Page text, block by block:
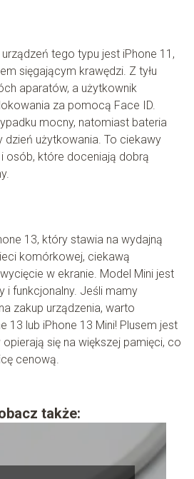
tego typu jest iPhone 11,
sięgającym krawędzi. Z tyłu
aparatów, a użytkownik
za pomocą Face ID.
mocny, natomiast bateria
dzień użytkowania. To ciekawy
osób, które doceniają dobrą
13, który stawia na wydajną
komórkowej, ciekawą
w ekranie. Model Mini jest
i funkcjonalny. Jeśli mamy
zakup urządzenia, warto
13 lub iPhone 13 Mini! Plusem jest
się na większej pamięci, co
cenową.
także: